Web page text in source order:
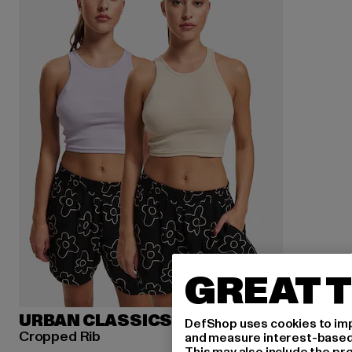
URBAN CLASSICS
Cropped Rib
GREAT
DefShop uses cookies to
and measure interest-